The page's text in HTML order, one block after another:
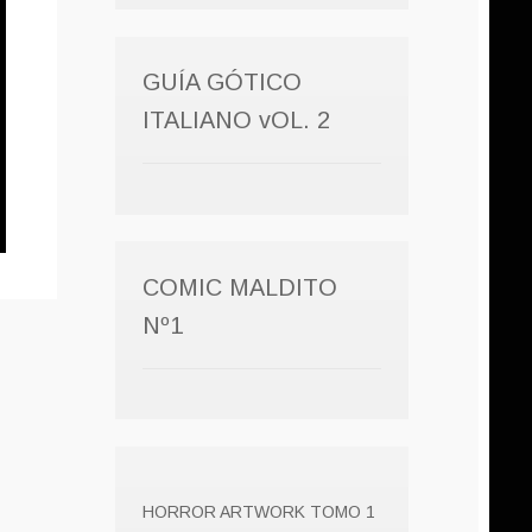
GUÍA GÓTICO
ITALIANO vOL. 2
COMIC MALDITO
Nº1
HORROR ARTWORK TOMO 1